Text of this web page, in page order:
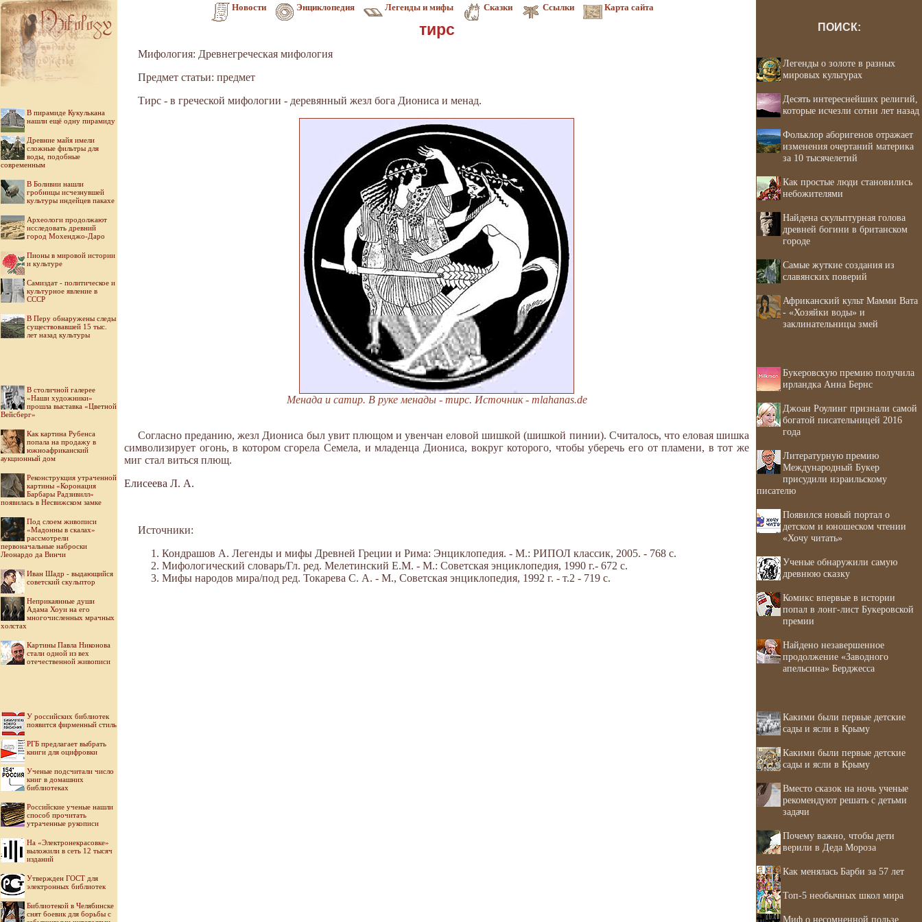
Новости Энциклопедия Легенды и мифы Сказки Ссылки Карта сайта
В пирамиде Кукулькана
нашли ещё одну пирамиду
Древние майя имели
сложные фильтры для
воды, подобные
современным
В Боливии нашли
гробницы исчезнувшей
культуры индейцев пакахе
Археологи продолжают
исследовать древний
город Мохенджо-Даро
Пионы в мировой истории
и культуре
Самиздат - политическое и
культурное явление в
СССР
В Перу обнаружены следы
существовавшей 15 тыс.
лет назад культуры
В столичной галерее
«Наши художники»
прошла выставка «Цветной
Вейсберг»
Как картина Рубенса
попала на продажу в
южноафриканский
аукционный дом
Реконструкция утраченной
картины «Коронация
Барбары Радзивилл»
появилась в Несвижском замке
Под слоем живописи
«Мадонны в скалах»
рассмотрели
первоначальные наброски
Леонардо да Винчи
Иван Шадр - выдающийся
советский скульптор
Неприкаянные души
Адама Хоуи на его
многочисленных мрачных
холстах
Картины Павла Никонова
стали одной из вех
отечественной живописи
У российских библиотек
появится фирменный стиль
РГБ предлагает выбрать
книги для оцифровки
Ученые подсчитали число
книг в домашних
библиотеках
Российские ученые нашли
способ прочитать
утраченные рукописи
На «Электронекрасовке»
выложили в сеть 12 тысяч
изданий
Утвержден ГОСТ для
электронных библиотек
Библиотекой в Челябинске
снят боевик для борьбы с
тирс
Мифология: Древнегреческая мифология
Предмет статьи: предмет
Тирс - в греческой мифологии - деревянный жезл бога Диониса и менад.
Менада и сатир. В руке менады - тирс. Источник - mlahanas.de
Согласно преданию, жезл Диониса был увит плющом и увенчан еловой шишкой (шишкой пинии). Считалось, что еловая шишка
символизирует огонь, в котором сгорела Семела, и младенца Диониса, вокруг которого, чтобы уберечь его от пламени, в тот же
миг стал виться плющ.
Елисеева Л. А.
Источники:
Кондрашов А. Легенды и мифы Древней Греции и Рима: Энциклопедия. - М.: РИПОЛ классик, 2005. - 768 с.
Мифологический словарь/Гл. ред. Мелетинский Е.М. - М.: Советская энциклопедия, 1990 г.- 672 с.
Мифы народов мира/под ред. Токарева С. А. - М., Советская энциклопедия, 1992 г. - т.2 - 719 с.
ПОИСК:
Легенды о золоте в разных
мировых культурах
Десять интереснейших религий,
которые исчезли сотни лет назад
Фольклор аборигенов отражает
изменения очертаний материка
за 10 тысячелетий
Как простые люди становились
небожителями
Найдена скульптурная голова
древней богини в британском
городе
Самые жуткие создания из
славянских поверий
Африканский культ Мамми Вата
- «Хозяйки воды» и
заклинательницы змей
Букеровскую премию получила
ирландка Анна Бернс
Джоан Роулинг признали самой
богатой писательницей 2016
года
Литературную премию
Международный Букер
присудили израильскому
писателю
Появился новый портал о
детском и юношеском чтении
«Хочу читать»
Ученые обнаружили самую
древнюю сказку
Комикс впервые в истории
попал в лонг-лист Букеровской
премии
Найдено незавершенное
продолжение «Заводного
апельсина» Берджесса
Какими были первые детские
сады и ясли в Крыму
Какими были первые детские
сады и ясли в Крыму
Вместо сказок на ночь ученые
рекомендуют решать с детьми
задачи
Почему важно, чтобы дети
верили в Деда Мороза
Как менялась Барби за 57 лет
Топ-5 необычных школ мира
Миф о несомненной пользе